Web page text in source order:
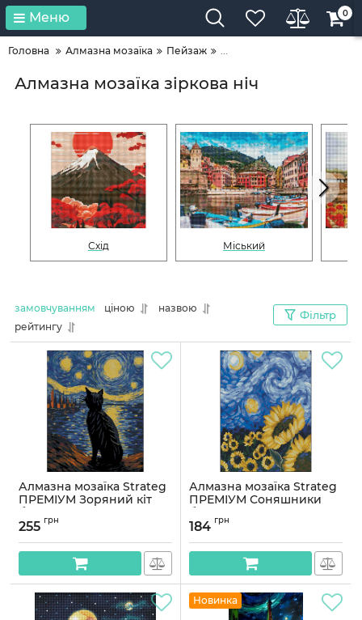
Меню 0
Головна Алмазна мозаїка Пейзаж ...
Алмазна мозаїка зіркова ніч
Схід Міський
замовчуванням ціною
назвою
рейтингу
Фільтр
Алмазна мозаїка Strateg
ПРЕМІУМ Зоряний кіт
без підрамника
розміром 40х50 см
Артикул:ZAV4050-5
255 грн
Алмазна мозаїка Strateg
ПРЕМІУМ Соняшники
без підрамника
розміром 30х40 см
Артикул:ZAV3040-2
184 грн
Новинка